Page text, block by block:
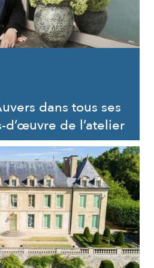
dans tous ses
d’œuvre de l’atelier